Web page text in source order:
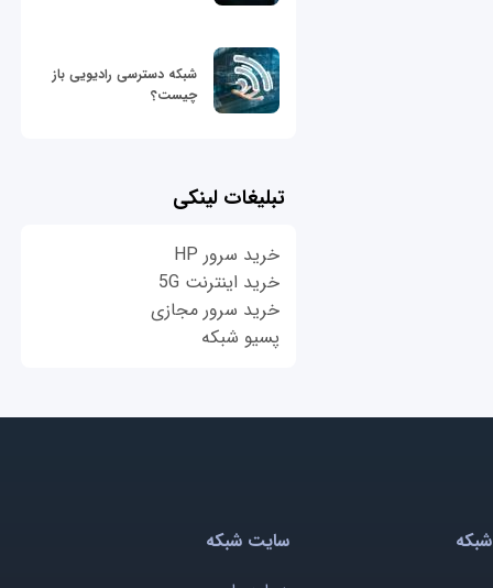
شبکه دسترسی رادیویی باز
چیست؟
تبلیغات لینکی
خرید سرور HP
خرید اینترنت 5G
خرید سرور مجازی
پسیو شبکه
سایت شبکه